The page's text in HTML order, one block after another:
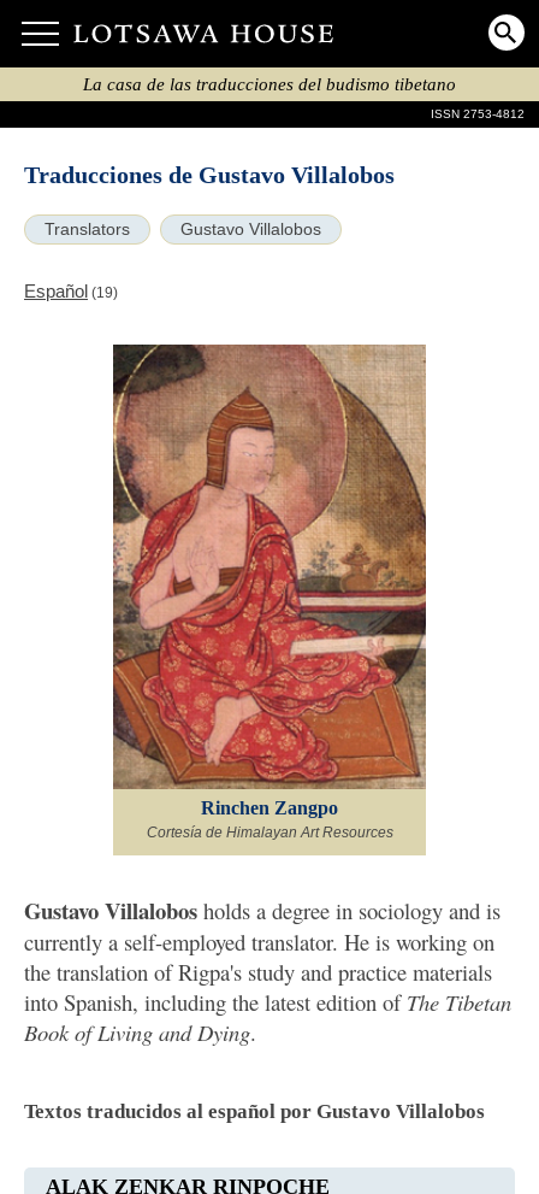
La casa de las traducciones del budismo tibetano
ISSN 2753-4812
Traducciones de Gustavo Villalobos
Translators Gustavo Villalobos
Español (19)
Rinchen Zangpo
Cortesía de Himalayan Art Resources
Gustavo Villalobos holds a degree in sociology and is
currently a self-employed translator. He is working on
the translation of Rigpa's study and practice materials
into Spanish, including the latest edition of The Tibetan
Book of Living and Dying.
Textos traducidos al español por Gustavo Villalobos
ALAK ZENKAR RINPOCHE